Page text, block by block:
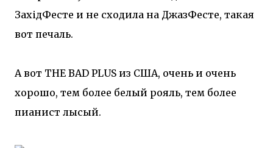
ЗахідФесте и не сходила на ДжазФесте, такая
вот печаль.
А вот THE BAD PLUS из США, очень и очень
хорошо, тем более белый рояль, тем более
пианист лысый.